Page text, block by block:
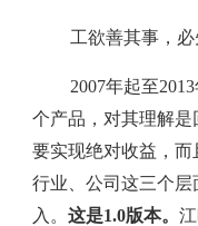
工欲善其事，必
2007年起至
个产品，对其理解
要实现绝对收益，而
行业、公司这三个
入。这是1.0版本。